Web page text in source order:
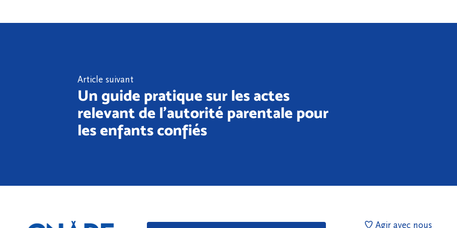
Article suivant
Un guide pratique sur les actes
relevant de l'autorité parentale pour
les enfants confiés
Agir avec nous